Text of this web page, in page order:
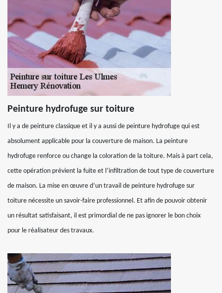
Peinture hydrofuge sur toiture
Il y a de peinture classique et il y a aussi de peinture hydrofuge qui est
absolument applicable pour la couverture de maison. La peinture
hydrofuge renforce ou change la coloration de la toiture. Mais à part cela,
cette opération prévient la fuite et l’infiltration de tout type de couverture
de maison. La mise en œuvre d’un travail de peinture hydrofuge sur
toiture nécessite un savoir-faire professionnel. Et afin de pouvoir obtenir
un résultat satisfaisant, il est primordial de ne pas ignorer le bon choix
pour le réalisateur des travaux.